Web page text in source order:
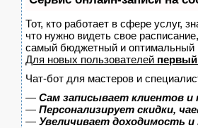
Тот, кто работает в сфере услуг,
что нужно видеть свое
самый бюджетный и оптимальный
Для новых пользователей первый
Чат-бот для мастеров и
— Сам записывает клиентов
— Персонализирует скидки,
— Увеличивает доходимость